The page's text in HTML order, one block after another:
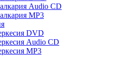
Audio CD
MP3
DVD
Audio CD
MP3